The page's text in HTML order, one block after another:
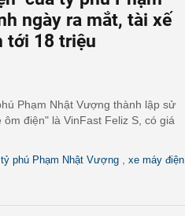
ngày ra mắt, tài xế
tới 18 triệu
Phạm Nhật Vượng thành lập sử
điện" là VinFast Feliz S, có giá
tỷ phú Phạm Nhật Vượng xe máy điện